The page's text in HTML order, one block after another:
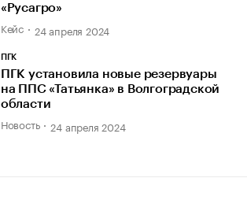
«Русагро»
Кейс 24 апреля 2024
ПГК
ПГК установила новые резервуары
на ППС «Татьянка» в Волгоградской
области
Новость 24 апреля 2024